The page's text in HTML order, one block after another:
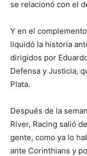
se relacionó con el
Y en el
liquidó la historia
dirigidos por
Defensa y Justicia,
Plata.
Después de la
River, Racing salió
gente, como ya lo
ante Corinthians y